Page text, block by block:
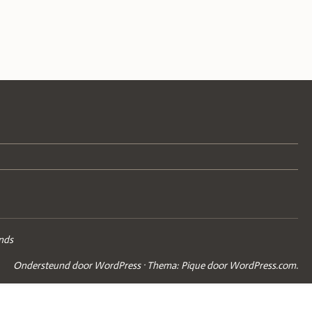
Ondersteund door WordPress · Thema: Pique doorWordPress.com.